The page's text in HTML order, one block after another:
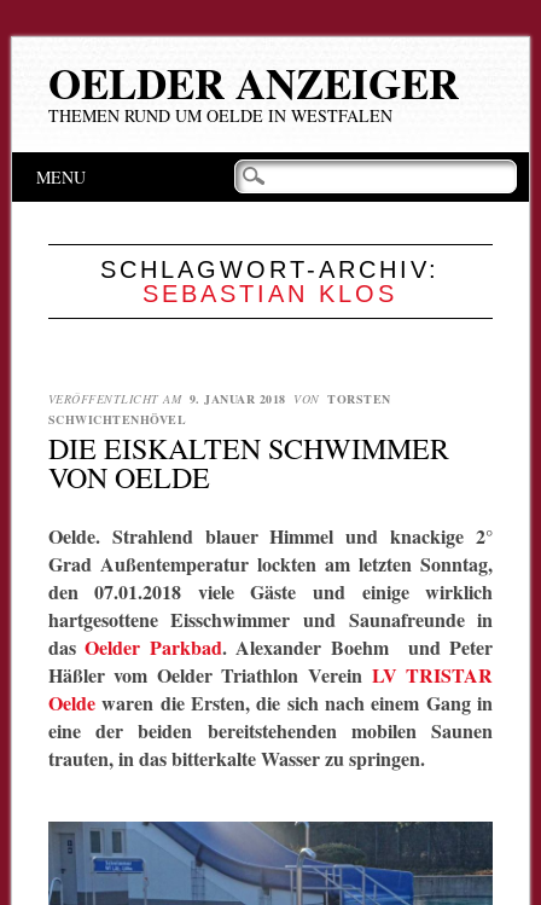
OELDER ANZEIGER
THEMEN RUND UM OELDE IN WESTFALEN
Hauptmenü
Inhalt
MENU
SCHLAGWORT-ARCHIV:
SEBASTIAN KLOS
VERÖFFENTLICHT AM 9. JANUAR 2018 VON TORSTEN
SCHWICHTENHÖVEL
DIE EISKALTEN SCHWIMMER
VON OELDE
Oelde. Strahlend blauer Himmel und knackige 2°
Grad Außentemperatur lockten am letzten Sonntag,
den 07.01.2018 viele Gäste und einige wirklich
hartgesottene Eisschwimmer und Saunafreunde in
dasOelder Parkbad. Alexander Boehm und Peter
Häßler vom Oelder Triathlon Verein LV TRISTAR
Oeldewaren die Ersten, die sich nach einem Gang in
eine der beiden bereitstehenden mobilen Saunen
trauten, in das bitterkalte Wasser zu springen.